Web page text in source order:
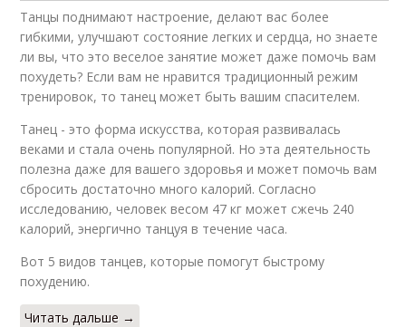
Танцы поднимают настроение, делают вас более
гибкими, улучшают состояние легких и сердца, но знаете
ли вы, что это веселое занятие может даже помочь вам
похудеть? Если вам не нравится традиционный режим
тренировок, то танец может быть вашим спасителем.
Танец - это форма искусства, которая развивалась
веками и стала очень популярной. Но эта деятельность
полезна даже для вашего здоровья и может помочь вам
сбросить достаточно много калорий. Согласно
исследованию, человек весом 47 кг может сжечь 240
калорий, энергично танцуя в течение часа.
Вот 5 видов танцев, которые помогут быстрому
похудению.
Читать дальше →